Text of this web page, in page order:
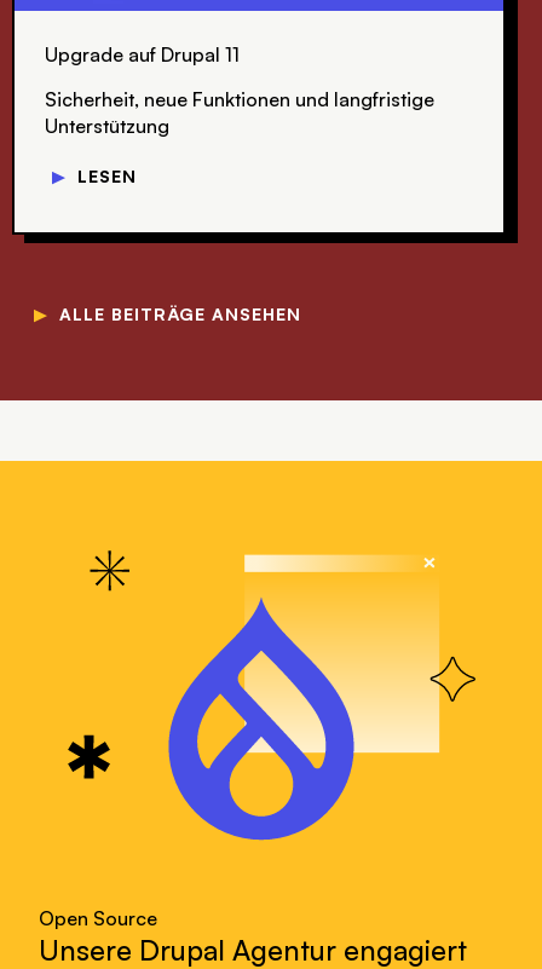
Upgrade auf Drupal 11
Sicherheit, neue Funktionen und langfristige
Unterstützung
▼ LESEN
▼ ALLE BEITRÄGE ANSEHEN
Open Source
Unsere Drupal Agentur engagiert